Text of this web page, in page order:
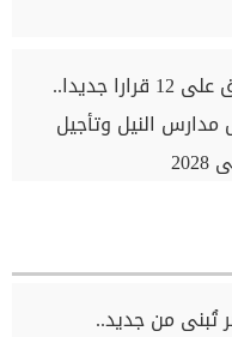
مجلس الوزراء يوافق على 12 قرارا جديدا..
مدارس النيل وتأجيل
من جديد..